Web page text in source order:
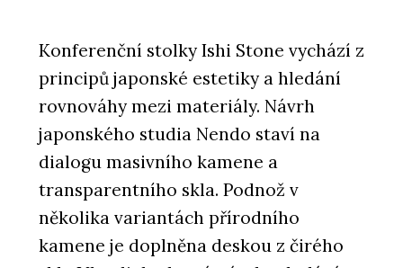
Konferenční stolky Ishi Stone vychází z
principů japonské estetiky a hledání
rovnováhy mezi materiály. Návrh
japonského studia Nendo staví na
dialogu masivního kamene a
transparentního skla. Podnož v
několika variantách přírodního
kamene je doplněna deskou z čirého